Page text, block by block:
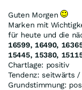
Guten Morgen
Marken mit
für heute und die
16599, 16490,
15445, 15380,
Chartlage: positiv
Tendenz: seitwärts
Grundstimmung: